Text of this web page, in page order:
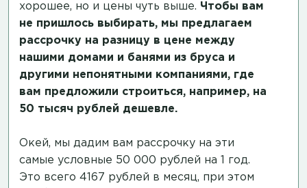
хорошее, но и цены чуть выше. Чтобы вам
не пришлось выбирать, мы предлагаем
рассрочку на разницу в цене между
нашими домами и банями из бруса и
другими непонятными компаниями, где
вам предложили строиться, например, на
50 тысяч рублей дешевле.
Окей, мы дадим вам рассрочку на эти
самые условные 50 000 рублей на 1 год.
Это всего 4167 рублей в месяц, при этом